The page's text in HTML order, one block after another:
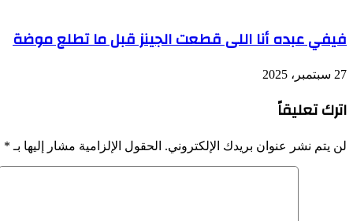
فيفي عبده أنا اللى قطعت الجينز قبل ما تطلع موضة
27 سبتمبر، 2025
اترك تعليقاً
لن يتم نشر عنوان بريدك الإلكتروني. الحقول الإلزامية مشار إليها بـ *